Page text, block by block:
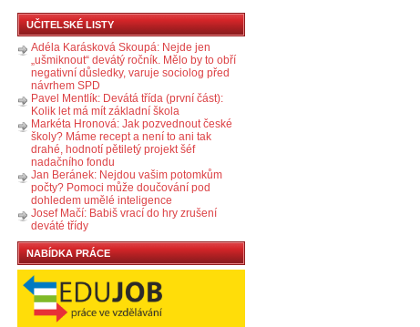
UČITELSKÉ LISTY
Adéla Karásková Skoupá: Nejde jen
„ušmiknout“ devátý ročník. Mělo by to obří
negativní důsledky, varuje sociolog před
návrhem SPD
Pavel Mentlík: Devátá třída (první část):
Kolik let má mít základní škola
Markéta Hronová: Jak pozvednout české
školy? Máme recept a není to ani tak
drahé, hodnotí pětiletý projekt šéf
nadačního fondu
Jan Beránek: Nejdou vašim potomkům
počty? Pomoci může doučování pod
dohledem umělé inteligence
Josef Mačí: Babiš vrací do hry zrušení
deváté třídy
NABÍDKA PRÁCE